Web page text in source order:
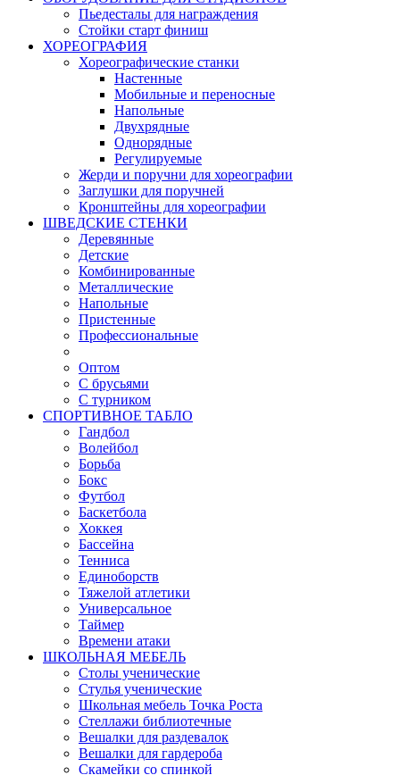
Пьедесталы для награждения
Стойки старт финиш
ХОРЕОГРАФИЯ
Хореографические станки
Настенные
Мобильные и переносные
Напольные
Двухрядные
Однорядные
Регулируемые
Жерди и поручни для хореографии
Заглушки для поручней
Кронштейны для хореографии
ШВЕДСКИЕ СТЕНКИ
Деревянные
Детские
Комбинированные
Металлические
Напольные
Пристенные
Профессиональные
Оптом
С брусьями
С турником
СПОРТИВНОЕ ТАБЛО
Гандбол
Волейбол
Борьба
Бокс
Футбол
Баскетбола
Хоккея
Бассейна
Тенниса
Единоборств
Тяжелой атлетики
Универсальное
Таймер
Времени атаки
ШКОЛЬНАЯ МЕБЕЛЬ
Столы ученические
Стулья ученические
Школьная мебель Точка Роста
Стеллажи библиотечные
Вешалки для раздевалок
Вешалки для гардероба
Скамейки со спинкой